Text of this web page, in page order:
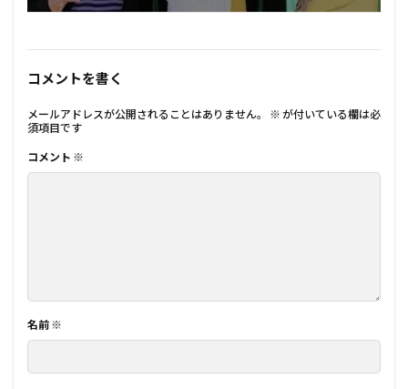
コメントを書く
メールアドレスが公開されることはありません。 ※ が付いている欄は必
須項目です
コメント ※
名前 ※